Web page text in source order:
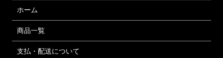
ホーム
商品一覧
支払・配送について